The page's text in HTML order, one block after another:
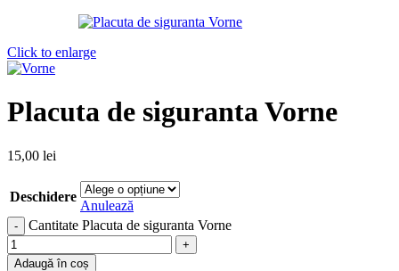
Click to enlarge
Placuta de siguranta Vorne
15,00 lei
Deschidere
Anulează
Cantitate Placuta de siguranta Vorne
Adaugă în coș